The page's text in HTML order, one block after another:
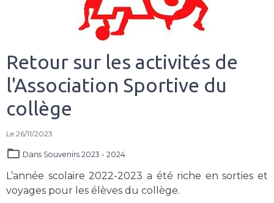
Retour sur les activités de
l'Association Sportive du
collège
Le 26/11/2023
Dans Souvenirs 2023 - 2024
L’année scolaire 2022-2023 a été riche en sorties et
voyages pour les élèves du collège.